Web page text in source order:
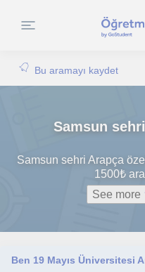
Bu aramayı kaydet
Samsun
Samsun sehri Arapça
1500₺
See more